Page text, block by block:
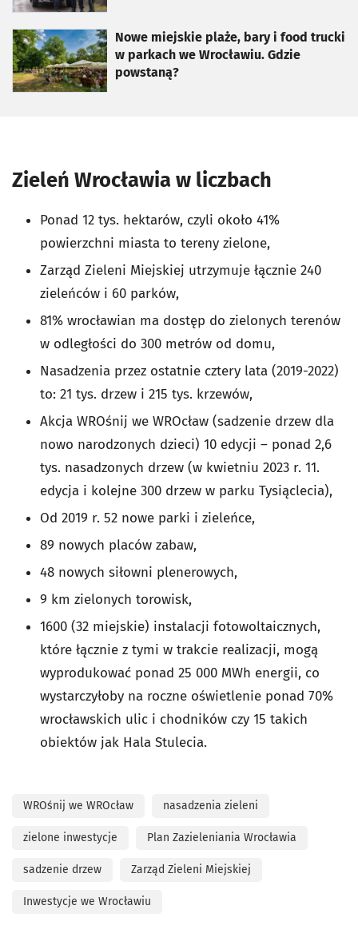
Nowe miejskie plaże, bary i food trucki
w parkach we Wrocławiu. Gdzie
powstaną?
otworzy się w nowej karcie
Zieleń Wrocławia w liczbach
Ponad 12 tys. hektarów, czyli około 41%
powierzchni miasta to tereny zielone,
Zarząd Zieleni Miejskiej utrzymuje łącznie 240
zieleńców i 60 parków,
81% wrocławian ma dostęp do zielonych terenów
w odległości do 300 metrów od domu,
Nasadzenia przez ostatnie cztery lata (2019-2022)
to: 21 tys. drzew i 215 tys. krzewów,
Akcja WROśnij we WROcław (sadzenie drzew dla
nowo narodzonych dzieci) 10 edycji – ponad 2,6
tys. nasadzonych drzew (w kwietniu 2023 r. 11.
edycja i kolejne 300 drzew w parku Tysiąclecia),
Od 2019 r. 52 nowe parki i zieleńce,
89 nowych placów zabaw,
48 nowych siłowni plenerowych,
9 km zielonych torowisk,
1600 (32 miejskie) instalacji fotowoltaicznych,
które łącznie z tymi w trakcie realizacji, mogą
wyprodukować ponad 25 000 MWh energii, co
wystarczyłoby na roczne oświetlenie ponad 70%
wrocławskich ulic i chodników czy 15 takich
obiektów jak Hala Stulecia.
WROśnij we WROcław nasadzenia zieleni
zielone inwestycje Plan Zazieleniania Wrocławia
sadzenie drzew Zarząd Zieleni Miejskiej
Inwestycje we Wrocławiu